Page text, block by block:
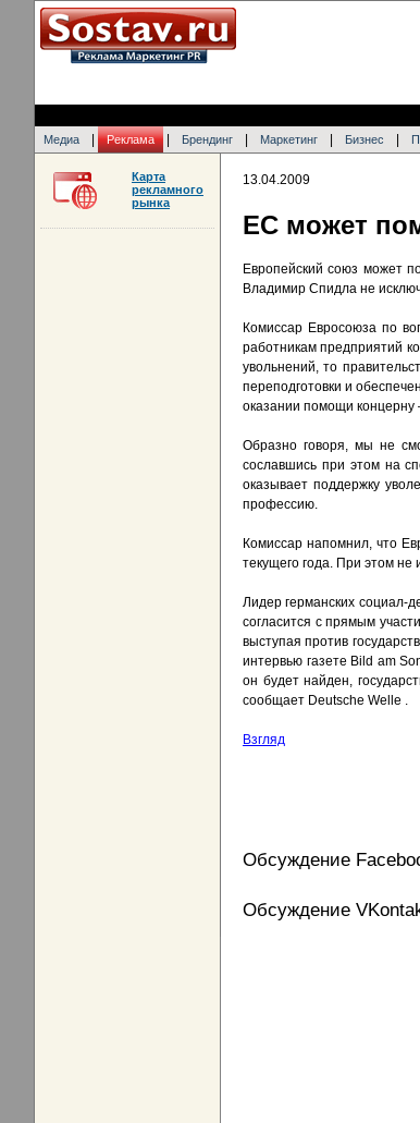
Медиа Реклама Брендинг Маркетинг Бизнес
13.04.2009
ЕС может
Европейский союз может
Владимир Спидла не
Комиссар Евросоюза по
работникам предприятий
увольнений, то
переподготовки и
оказании помощи концерну
Образно говоря, мы не
сославшись при этом на
оказывает поддержку
профессию.
Комиссар напомнил, что
текущего года. При этом не
Лидер германских социал-
согласится с прямым
выступая против
интервью газете Bild am
он будет найден,
сообщает Deutsche Welle .
Взгляд
Обсуждение
Обсуждение
Карта
рекламного
рынка